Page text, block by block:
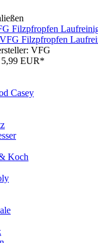
Filzpfropfen
VFG
5,99 EUR*
Casey
Koch